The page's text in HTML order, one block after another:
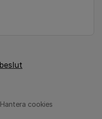
Hantera cookies